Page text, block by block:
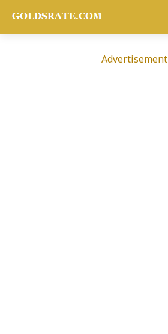
Advertisement